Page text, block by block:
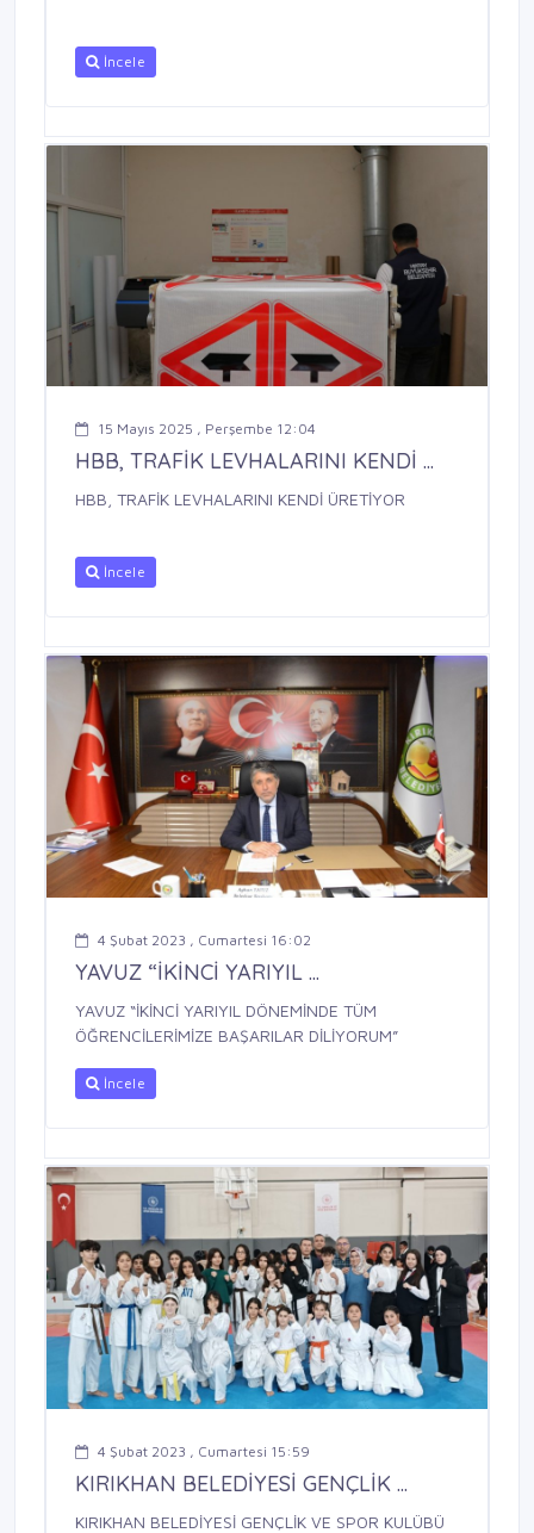
İncele
15 Mayıs 2025 , Perşembe 12:04
HBB, TRAFİK LEVHALARINI KENDİ ...
HBB, TRAFİK LEVHALARINI KENDİ ÜRETİYOR
İncele
4 Şubat 2023 , Cumartesi 16:02
YAVUZ “İKİNCİ YARIYIL ...
YAVUZ “İKİNCİ YARIYIL DÖNEMİNDE TÜM
ÖĞRENCİLERİMİZE BAŞARILAR DİLİYORUM”
İncele
4 Şubat 2023 , Cumartesi 15:59
KIRIKHAN BELEDİYESİ GENÇLİK ...
KIRIKHAN BELEDİYESİ GENÇLİK VE SPOR KULÜBÜ